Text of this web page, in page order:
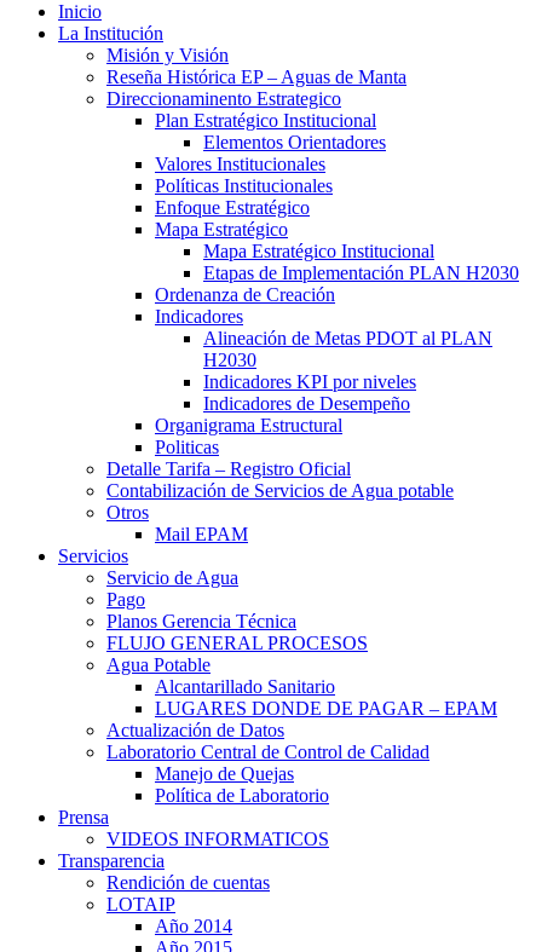
Inicio
La Institución
Misión y Visión
Reseña Histórica EP – Aguas de Manta
Direccionaminento Estrategico
Plan Estratégico Institucional
Elementos Orientadores
Valores Institucionales
Políticas Institucionales
Enfoque Estratégico
Mapa Estratégico
Mapa Estratégico Institucional
Etapas de Implementación PLAN H2030
Ordenanza de Creación
Indicadores
Alineación de Metas PDOT al PLAN
H2030
Indicadores KPI por niveles
Indicadores de Desempeño
Organigrama Estructural
Politicas
Detalle Tarifa – Registro Oficial
Contabilización de Servicios de Agua potable
Otros
Mail EPAM
Servicios
Servicio de Agua
Pago
Planos Gerencia Técnica
FLUJO GENERAL PROCESOS
Agua Potable
Alcantarillado Sanitario
LUGARES DONDE DE PAGAR – EPAM
Actualización de Datos
Laboratorio Central de Control de Calidad
Manejo de Quejas
Política de Laboratorio
Prensa
VIDEOS INFORMATICOS
Transparencia
Rendición de cuentas
LOTAIP
Año 2014